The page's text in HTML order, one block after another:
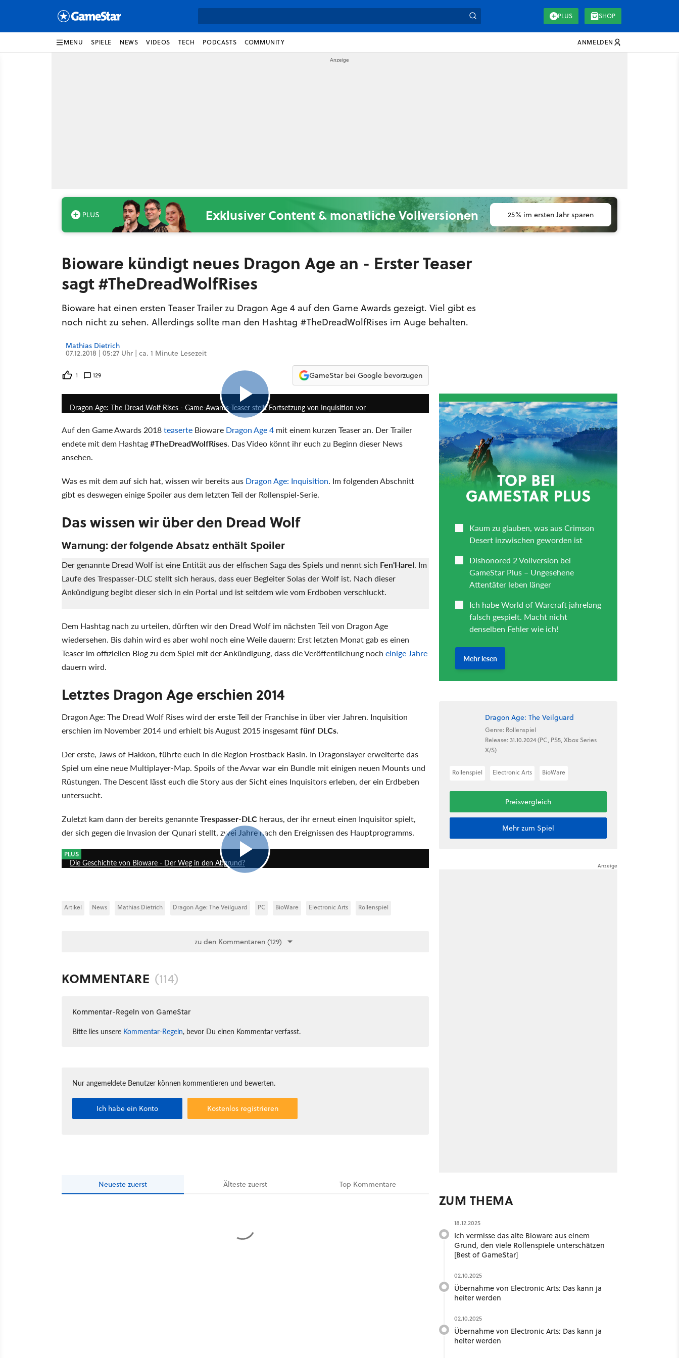
PLUS SHOP
MENU SPIELE NEWS VIDEOS TECH PODCASTS COMMUNITY ANMELDEN
Exklusiver Content & monatliche Vollversionen 25% im ersten Jahr sparen
Bioware kündigt neues Dragon Age an - Erster Teaser
sagt #TheDreadWolfRises
Bioware hat einen ersten Teaser Trailer zu Dragon Age 4 auf den Game Awards gezeigt. Viel gibt es
noch nicht zu sehen. Allerdings sollte man den Hashtag #TheDreadWolfRises im Auge behalten.
Mathias Dietrich
07.12.2018 | 05:27 Uhr | ca. 1 Minute Lesezeit
1 129 GameStar bei Google bevorzugen
1:06
Dragon Age: The Dread Wolf Rises - Game-Awards-Teaser stellt Fortsetzung von Inquisition vor
Auf den Game Awards 2018teaserte Bioware Dragon Age 4 mit einem kurzen Teaser an. Der Trailer
endete mit dem Hashtag#TheDreadWolfRises. Das Video könnt ihr euch zu Beginn dieser News
ansehen.
Was es mit dem auf sich hat, wissen wir bereits aus Dragon Age: Inquisition. Im folgenden Abschnitt
gibt es deswegen einige Spoiler aus dem letzten Teil der Rollenspiel-Serie.
Das wissen wir über den Dread Wolf
Warnung: der folgende Absatz enthält Spoiler
Der genannte Dread Wolf ist eine Entität aus der elfischen Saga des Spiels und nennt sich Fen'Harel. Im
Laufe des Trespasser-DLC stellt sich heraus, dass euer Begleiter Solas der Wolf ist. Nach dieser
Ankündigung begibt dieser sich in ein Portal und ist seitdem wie vom Erdboben verschluckt.
Dem Hashtag nach zu urteilen, dürften wir den Dread Wolf im nächsten Teil von Dragon Age
wiedersehen. Bis dahin wird es aber wohl noch eine Weile dauern: Erst letzten Monat gab es einen
Teaser im offiziellen Blog zu dem Spiel mit der Ankündigung, dass die Veröffentlichung noch einige Jahre
dauern wird.
Letztes Dragon Age erschien 2014
Dragon Age: The Dread Wolf Rises wird der erste Teil der Franchise in über vier Jahren. Inquisition
erschien im November 2014 und erhielt bis August 2015 insgesamtfünf DLCs.
Der erste, Jaws of Hakkon, führte euch in die Region Frostback Basin. In Dragonslayer erweiterte das
Spiel um eine neue Multiplayer-Map. Spoils of the Avvar war ein Bundle mit einigen neuen Mounts und
Rüstungen. The Descent lässt euch die Story aus der Sicht eines Inquisitors erleben, der ein Erdbeben
untersucht.
Zuletzt kam dann der bereits genannteTrespasser-DLC heraus, der ihr erneut einen Inquisitor spielt,
der sich gegen die Invasion der Qunari stellt, zwei Jahre nach den Ereignissen des Hauptprogramms.
PLUS
Die Geschichte von Bioware - Der Weg in den Abgrund?
Artikel News Mathias Dietrich Dragon Age: The Veilguard PC BioWare Electronic Arts Rollenspiel
zu den Kommentaren (129)
KOMMENTARE (114)
Kommentar-Regeln von GameStar
Bitte lies unsere Kommentar-Regeln, bevor Du einen Kommentar verfasst.
Nur angemeldete Benutzer können kommentieren und bewerten.
Ich habe ein Konto Kostenlos registrieren
Neueste zuerst Ältestezuerst Top Kommentare
Dragon Age: The Veilguard
Genre: Rollenspiel
Release: 31.10.2024 (PC, PS5, Xbox Series
X/S)
Rollenspiel Electronic Arts BioWare
Preisvergleich
Mehr zum Spiel
ZUM THEMA
18.12.2025
Ich vermisse das alte Bioware aus einem
Grund, den viele Rollenspiele unterschätzen
[Best of GameStar]
02.10.2025
Übernahme von Electronic Arts: Das kann ja
heiter werden
02.10.2025
Übernahme von Electronic Arts: Das kann ja
heiter werden